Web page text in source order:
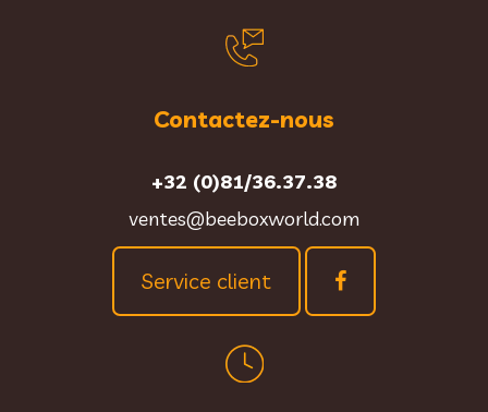
Contactez-nous
+32 (0)81/36.37.38
ventes@beeboxworld.com
Service client